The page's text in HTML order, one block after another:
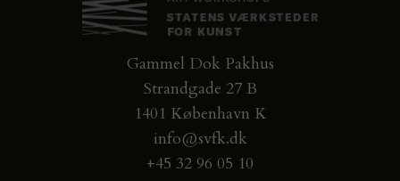
Gammel Dok Pakhus
Strandgade 27 B
1401 København K
info@svfk.dk
+45 32 96 05 10